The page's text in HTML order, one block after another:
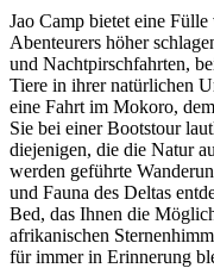
Jao Camp bietet eine
Abenteurers höher
und Nachtpirschfahrten,
Tiere in ihrer natürlichen
eine Fahrt im Mokoro,
Sie bei einer Bootstour
diejenigen, die die Natur
werden geführte
und Fauna des Deltas
Bed, das Ihnen die
afrikanischen
für immer in Erinnerung